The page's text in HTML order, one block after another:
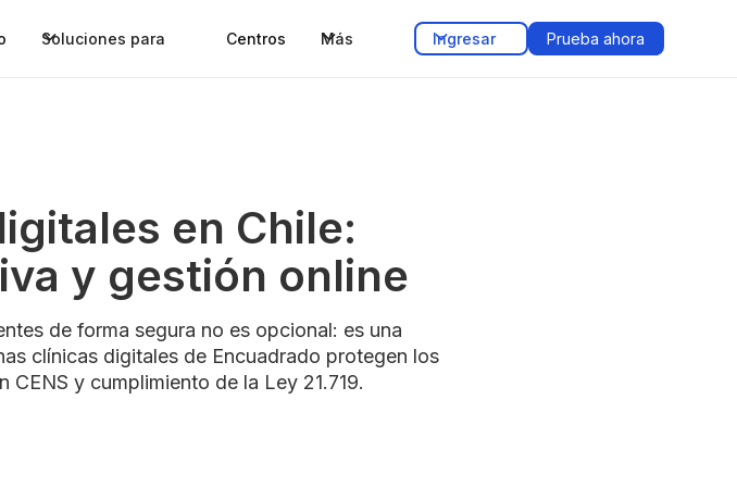
Soluciones para Centros Más Ingresar Prueba ahora
en Chile:
y gestión online
de forma segura no es opcional: es una
clínicas digitales de Encuadrado protegen los
y cumplimiento de la Ley 21.719.